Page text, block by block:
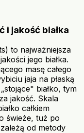
i jakość białka
to najważniejsza
jego białka.
masę całego
jaja na płaską
białko, tym
jakość. Skala
całkiem
świeże, tuż po
od metody